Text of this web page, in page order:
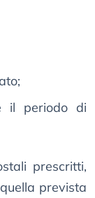
il periodo di
prescritti,
prevista